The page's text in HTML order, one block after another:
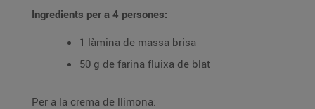
Ingredients per a 4 persones:
1 làmina de massa brisa
50 g de farina fluixa de blat
Per a la crema de llimona: